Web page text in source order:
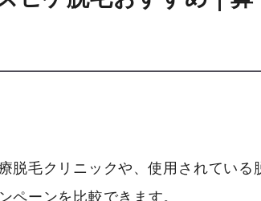
脱毛クリニックや、使用されてい
ペーンを比較できます。